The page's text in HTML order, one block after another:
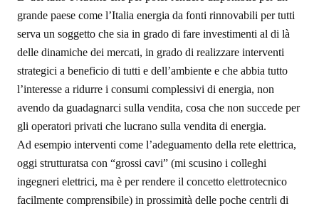
grande paese come l’Italia energia da fonti rinnovabili per tutti
serva un soggetto che sia in grado di fare investimenti al di là
delle dinamiche dei mercati, in grado di realizzare interventi
strategici a beneficio di tutti e dell’ambiente e che abbia tutto
l’interesse a ridurre i consumi complessivi di energia, non
avendo da guadagnarci sulla vendita, cosa che non succede per
gli operatori privati che lucrano sulla vendita di energia.
Ad esempio interventi come l’adeguamento della rete elettrica,
oggi strutturatsa con “grossi cavi” (mi scusino i colleghi
ingegneri elettrici, ma è per rendere il concetto elettrotecnico
facilmente comprensibile) in prossimità delle poche centrli di